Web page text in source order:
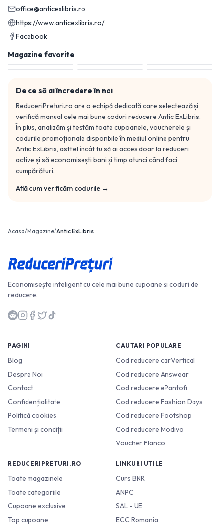
office@anticexlibris.ro
https://www.anticexlibris.ro/
Facebook
Magazine favorite
De ce să ai încredere în noi
ReduceriPreturi.ro are o echipă dedicată care selectează și
verifică manual cele mai bune coduri reducere Antic ExLibris.
În plus, analizăm și testăm toate cupoanele, voucherele și
codurile promoționale disponbile în mediul online pentru
Antic ExLibris, astfel încât tu să ai acces doar la reduceri
active și să economisești bani și timp atunci când faci
cumpărături.
Află cum verificăm codurile →
Acasa/Magazine/Antic ExLibris
Economisește inteligent cu cele mai bune cupoane și coduri de
reducere.
PAGINI
Blog
Despre Noi
Contact
Confidențialitate
Politică cookies
Termeni și condiții
CAUTARI POPULARE
Cod reducere carVertical
Cod reducere Answear
Cod reducere ePantofi
Cod reducere Fashion Days
Cod reducere Footshop
Cod reducere Modivo
Voucher Flanco
REDUCERIPRETURI.RO
Toate magazinele
Toate categoriile
Cupoane exclusive
Top cupoane
LINKURI UTILE
Curs BNR
ANPC
SAL - UE
ECC Romania